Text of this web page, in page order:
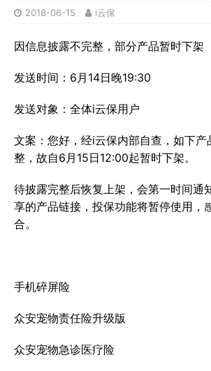
2018-06-15 i云保
因信息披露不完整，部分产品暂时下架
发送时间：6月14日晚19:30
发送对象：全体i云保用户
文案：您好，经i云保内部自查，如下产
整，故自6月15日12:00起暂时下架。
待披露完整后恢复上架，会第一时间通
享的产品链接，投保功能将暂停使用，
合。
手机碎屏险
众安宠物责任险升级版
众安宠物急诊医疗险